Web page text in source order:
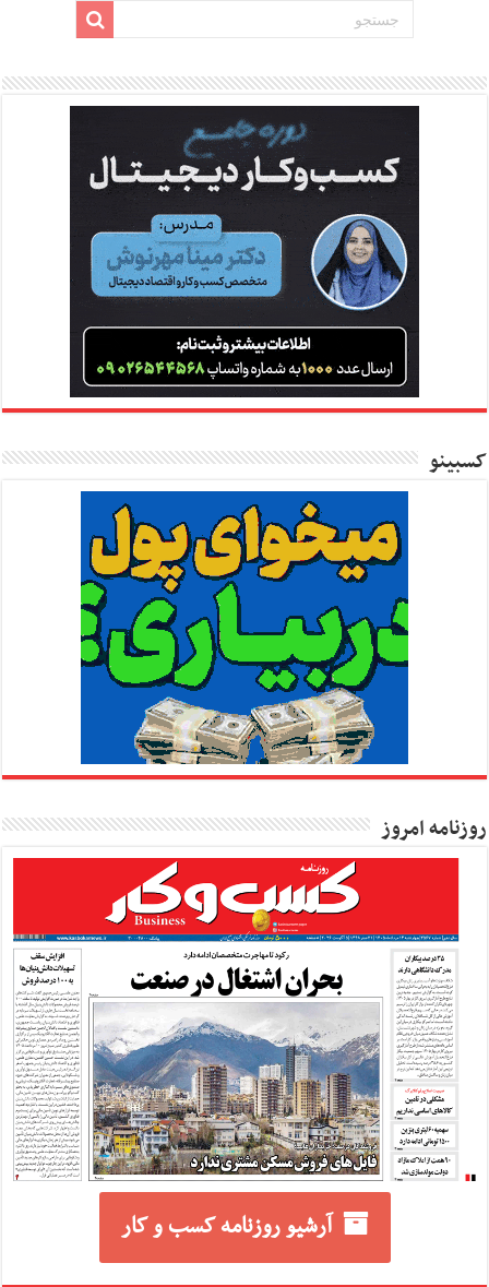
کسبینو
روزنامه امروز
آرشیو روزنامه کسب و کار